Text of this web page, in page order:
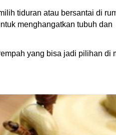
tiduran atau bersantai di
menghangatkan tubuh dan
yang bisa jadi pilihan di